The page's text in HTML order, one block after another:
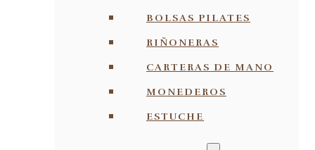
BOLSAS PILATES
RIÑONERAS
CARTERAS DE MANO
MONEDEROS
ESTUCHE